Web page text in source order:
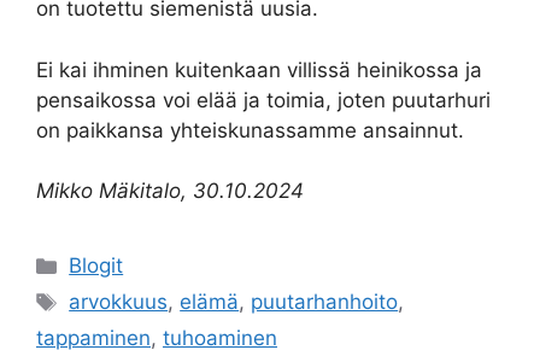
on tuotettu siemenistä uusia.
Ei kai ihminen kuitenkaan villissä heinikossa ja
pensaikossa voi elää ja toimia, joten puutarhuri
on paikkansa yhteiskunassamme ansainnut.
Mikko Mäkitalo, 30.10.2024
Kategoriat
Blogit
Avainsanat
arvokkuus, elämä, puutarhanhoito,
tappaminen, tuhoaminen